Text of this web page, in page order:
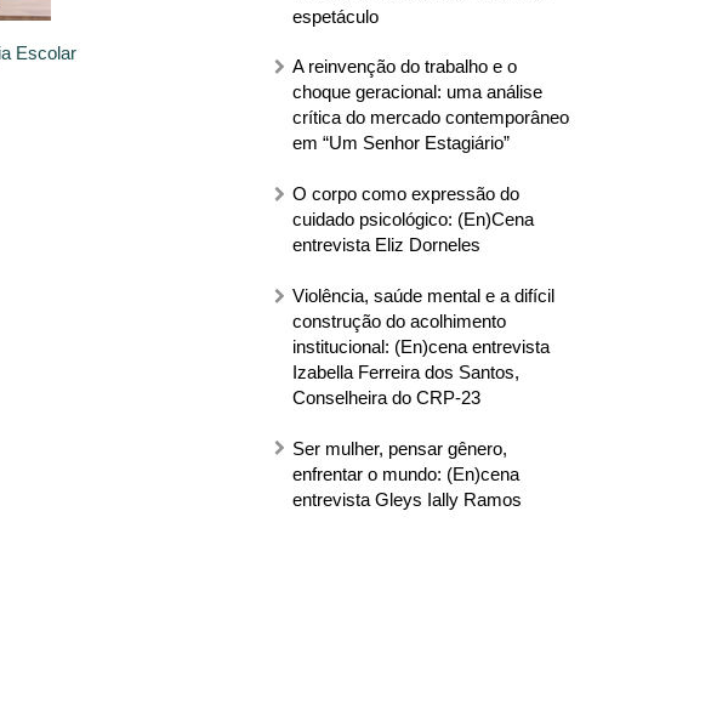
espetáculo
A reinvenção do trabalho e o
choque geracional: uma análise
crítica do mercado contemporâneo
em “Um Senhor Estagiário”
O corpo como expressão do
cuidado psicológico: (En)Cena
entrevista Eliz Dorneles
Violência, saúde mental e a difícil
construção do acolhimento
institucional: (En)cena entrevista
Izabella Ferreira dos Santos,
Conselheira do CRP-23
Ser mulher, pensar gênero,
enfrentar o mundo: (En)cena
entrevista Gleys Ially Ramos
Escolar